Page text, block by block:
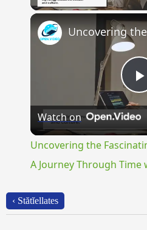
Watch on
Uncovering the
A Journey Through
‹ Stătĭellates